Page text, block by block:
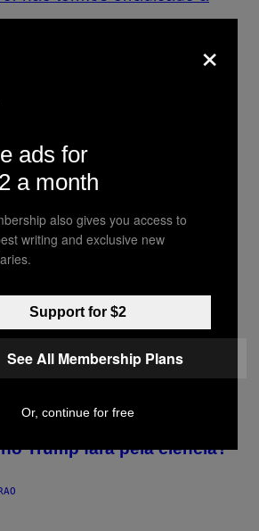
são as grandes
não termos erradicado a
a falar sobre
de humanos na mesa de
Trump fará pela ciência?
×
ads for
a month
also gives you access to
writing and exclusive new
Support for $2
See All Membership Plans
Or, continue for free